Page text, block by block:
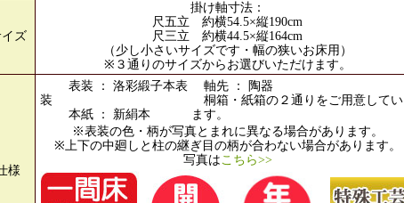
ズ
掛け軸寸法：
尺五立 約横54.5×縦190cm
尺三立 約横44.5×縦164cm
（少し小さいサイズです・幅の狭いお床用）
※３通りのサイズからお選びいただけます。
様
表装 ： 洛彩緞子本表
装
本紙 ： 新絹本
軸先 ： 陶器
桐箱・紙箱の２通りをご用意してい
ます。
※表装の色・柄が写真とまれに異なる場合があります。
※上下の中廻しと柱の継ぎ目の柄が合わない場合があります。
写真はこちら>>